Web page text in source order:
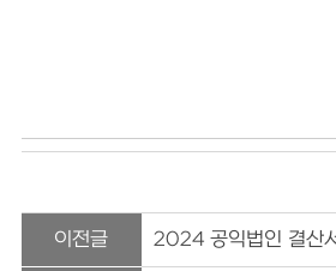
이전글 2024 공익법인 결산